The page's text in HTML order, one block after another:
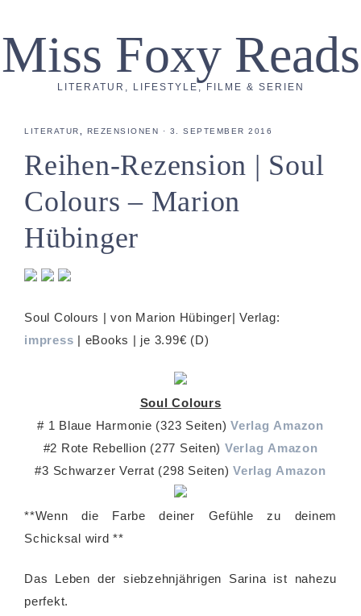
Miss Foxy Reads
LITERATUR, LIFESTYLE, FILME & SERIEN
LITERATUR REZENSIONEN · 3. SEPTEMBER 2016
Reihen-Rezension | Soul
Colours – Marion
Hübinger
Soul Colours | von Marion Hübinger| Verlag:
impress | eBooks | je 3.99€ (D)
Soul Colours
# 1 Blaue Harmonie (323 Seiten)Verlag Amazon
#2 Rote Rebellion (277 Seiten) Verlag Amazon
#3 Schwarzer Verrat (298 Seiten) Verlag Amazon
**Wenn die Farbe deiner Gefühle zu deinem
Schicksal wird **
Das Leben der siebzehnjährigen Sarina ist nahezu
perfekt.